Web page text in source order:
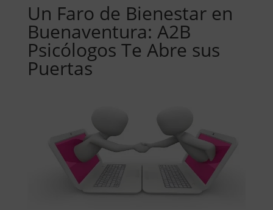
Un Faro de Bienestar en
Buenaventura: A2B
Psicólogos Te Abre sus
Puertas